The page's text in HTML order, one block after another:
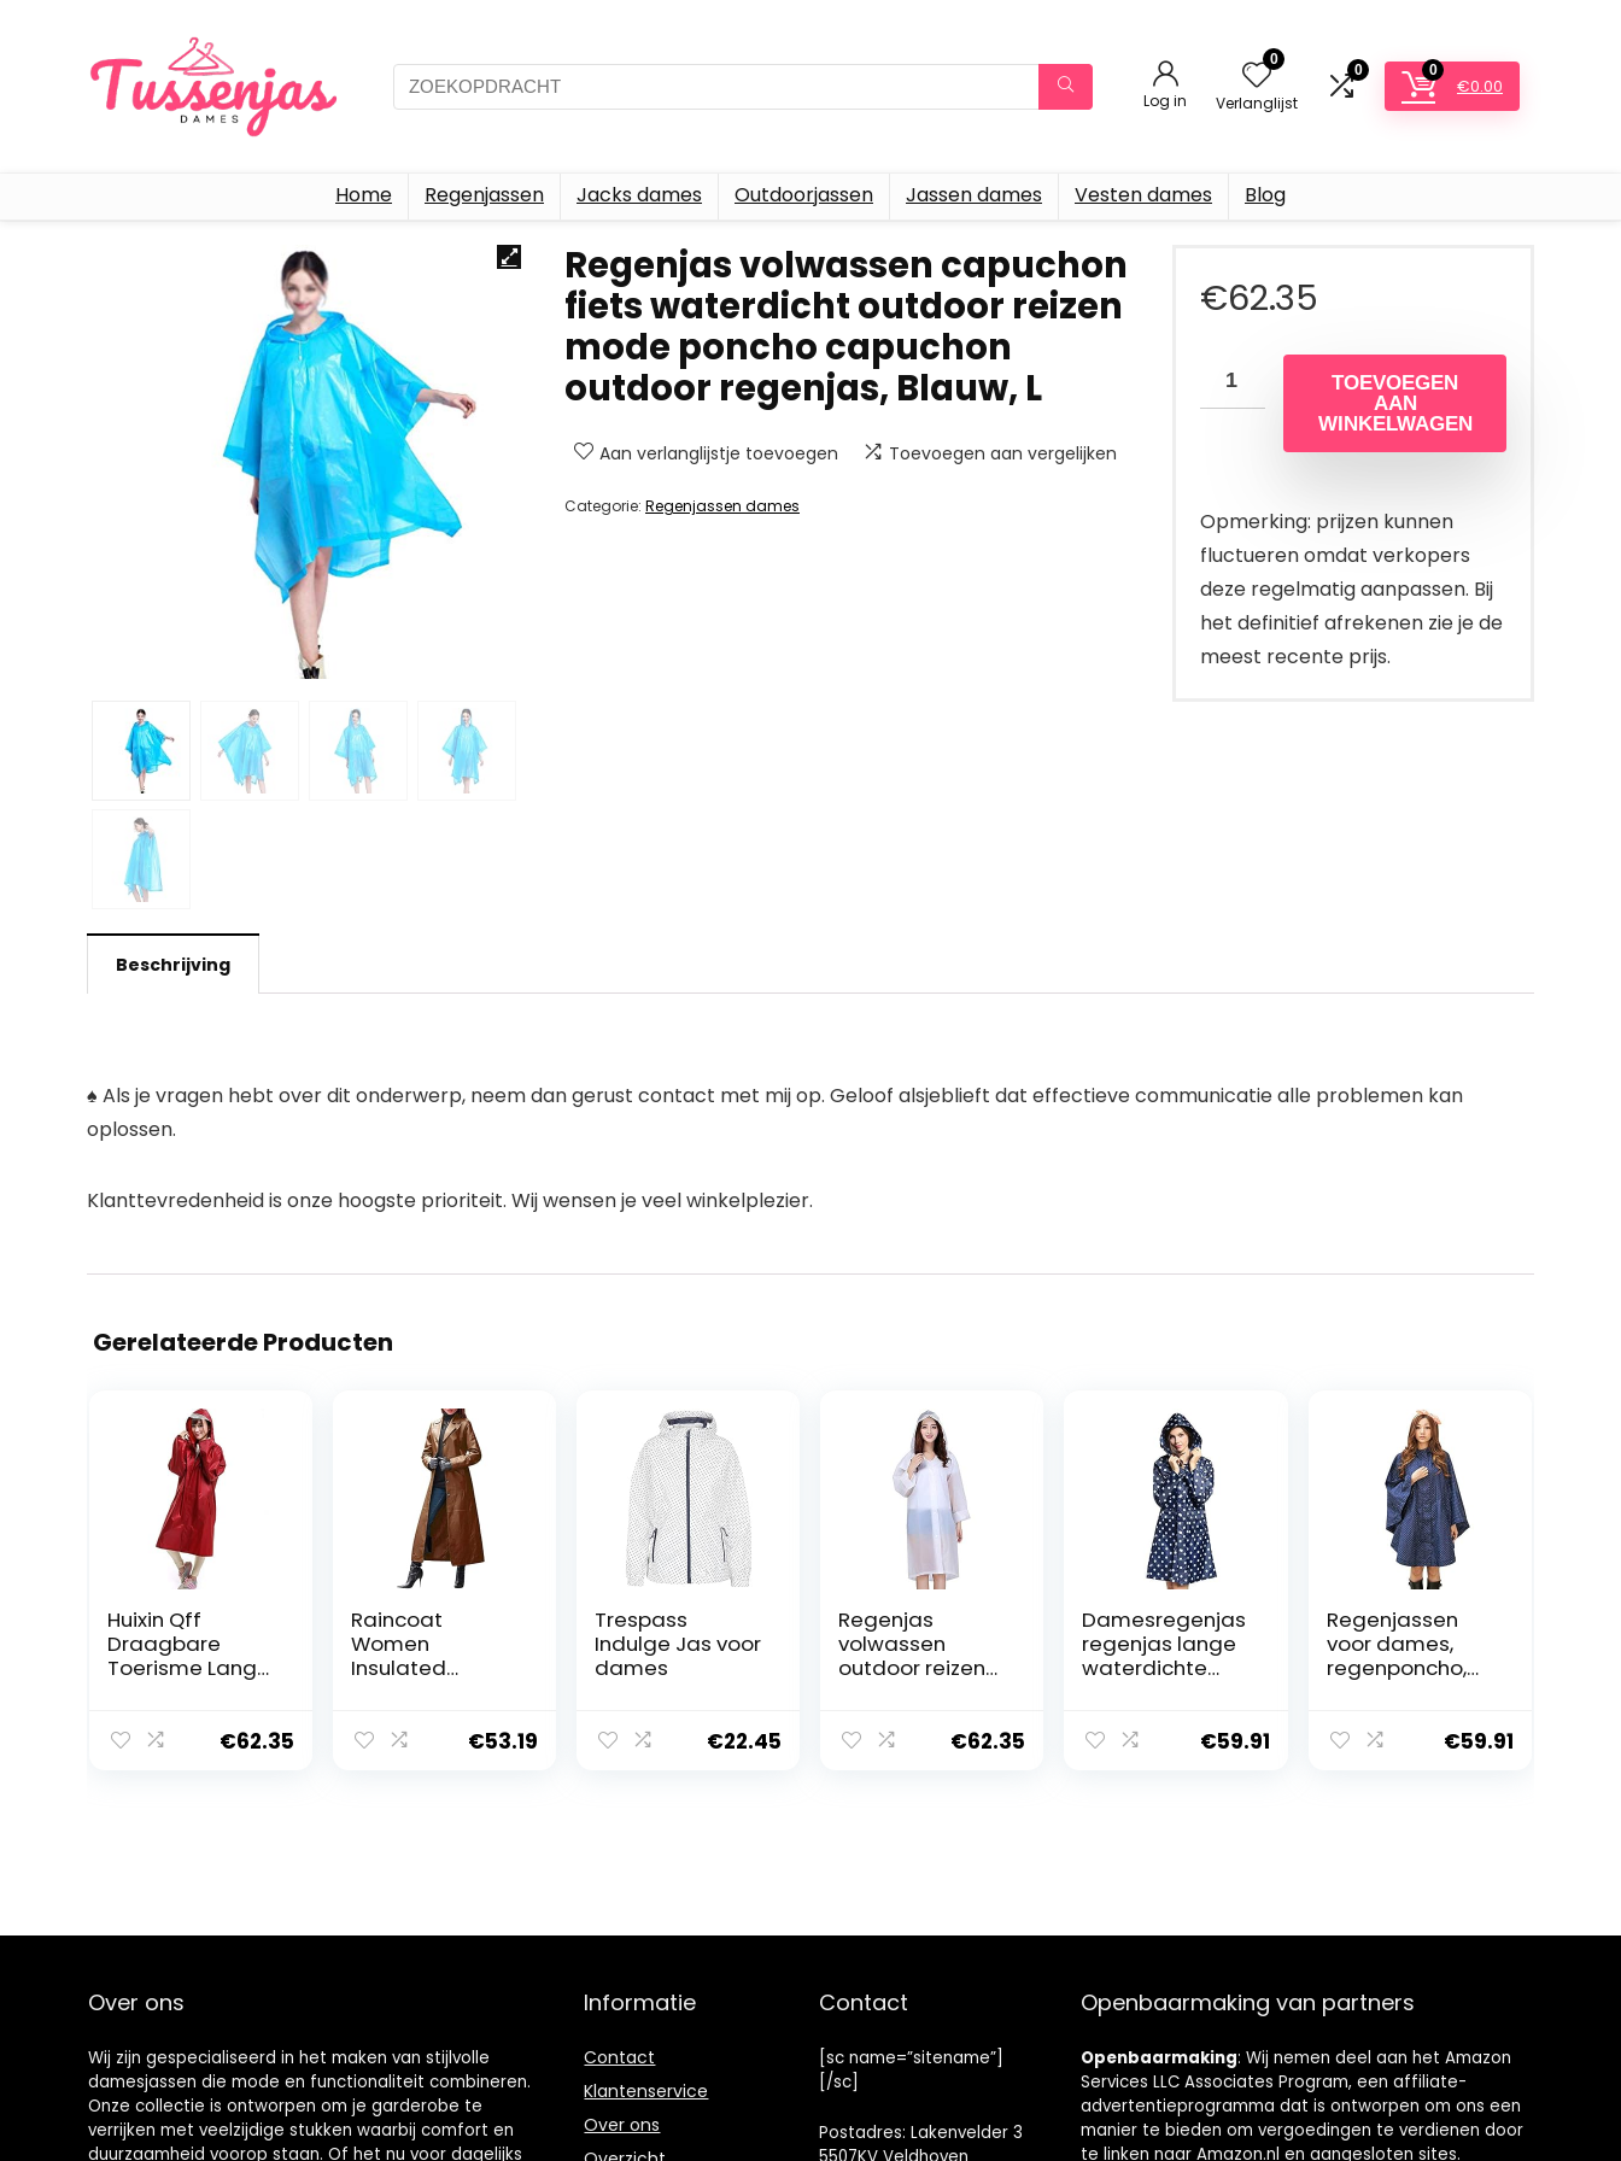
Log in
0
Verlanglijst
0 0
€0.00
Home Regenjassen Jacks dames Outdoorjassen Jassen dames Vesten dames Blog
Regenjas volwassen capuchon
fiets waterdicht outdoor reizen
mode poncho capuchon
outdoor regenjas, Blauw, L
Aan verlanglijstje toevoegen Toevoegen aan vergelijken
Categorie: Regenjassen dames
€62.35
TOEVOEGEN
AAN
WINKELWAGEN
Opmerking: prijzen kunnen
fluctueren omdat verkopers
deze regelmatig aanpassen. Bij
het definitief afrekenen zie je de
meest recente prijs.
Beschrijving
♠ Als je vragen hebt over dit onderwerp, neem dan gerust contact met mij op. Geloof alsjeblieft dat effectieve communicatie alle problemen kan
oplossen.
Klanttevredenheid is onze hoogste prioriteit. Wij wensen je veel winkelplezier.
Gerelateerde Producten
Huixin Qff
Draagbare
Toerisme Lange
Mode Ademend
€62.35
Raincoat
Women
Insulated
Coat Long Coat
Hood Women
€53.19
Trespass
Indulge Jas voor
dames
€22.45
Regenjas
volwassen
outdoor reizen
mode body€62.35
Damesregenjas
regenjas lange
waterdichte
mode jas met
€59.91
Regenjassen
voor dames,
regenponcho,
modieus,
€59.91
Over ons
Wij zijn gespecialiseerd in het maken van stijlvolle
damesjassen die mode en functionaliteit combineren.
Onze collectie is ontworpen om je garderobe te
verrijken met veelzijdige stukken waarbij comfort en
duurzaamheid voorop staan. Of het nu voor dagelijks
Informatie
Contact
Klantenservice
Over ons
Contact
[sc name=”sitename”]
[/sc]
Postadres: Lakenvelder 3
Openbaarmaking van partners
Openbaarmaking: Wij nemen deel aan het Amazon
Services LLC Associates Program, een affiliate-
advertentieprogramma dat is ontworpen om ons een
manier te bieden om vergoedingen te verdienen door
te linken naar Amazon.nl en aangesloten sites.